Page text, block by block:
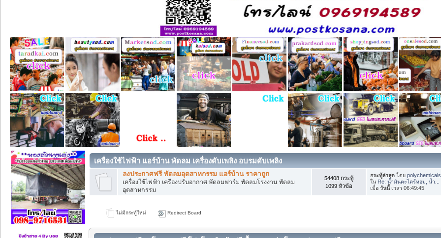
เครื่องใช้ไฟฟ้า แอร์บ้าน พัดลม เครื่องดับเพลิง อบรมดับเพลิง
ลงประกาศฟรี พัดลมอุตสาหกรรม แอร์บ้าน ราคาถูก
เครื่องใช้ไฟฟ้า เครืองปรับอากาศ พัดลมฟาร์ม พัดลมโรงงาน พัดลม
อุตสาหกรรม
54408 กระทู้
1099 หัวข้อ
กระทู้ล่าสุด โดย
ใน Re: น้ำมันตะไคร้หอม, น้ำ...
เมื่อวันนี้เวลา 06:49:45
ไม่มีกระทู้ใหม่ Redirect Board